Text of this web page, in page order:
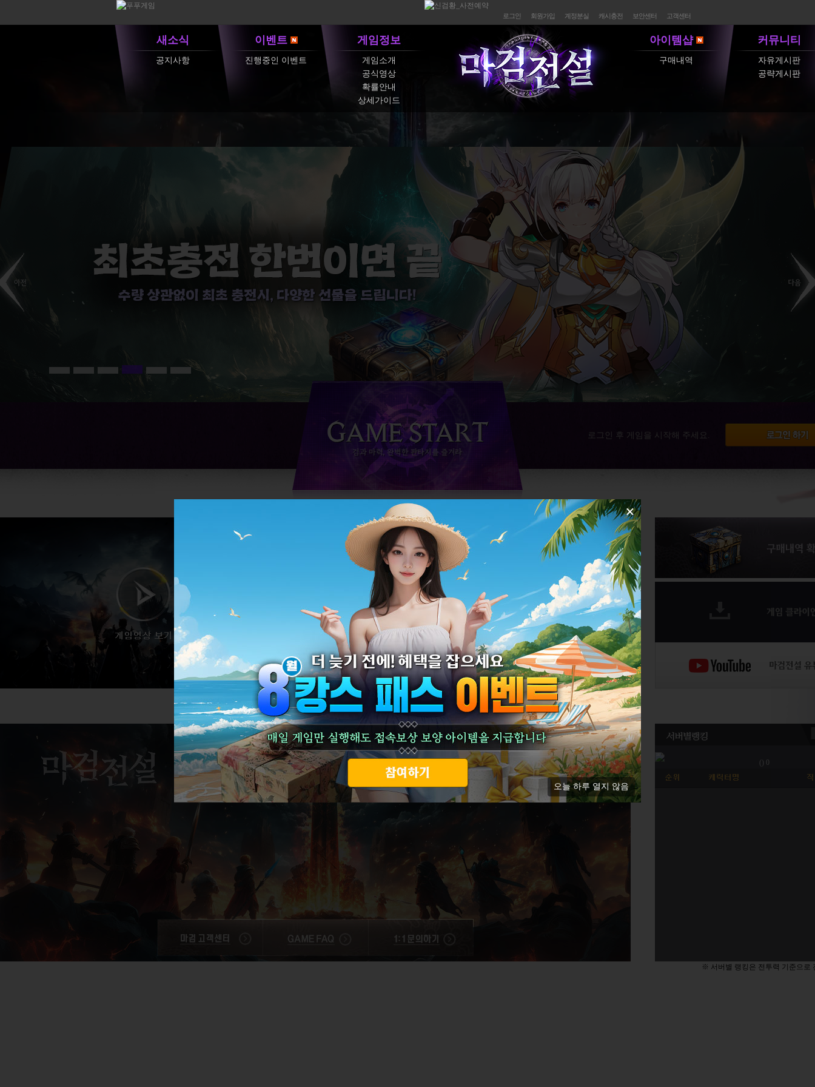
로그인 회원가입 계정분실 캐시충전 보안센터 고객센터
새소식
공지사항
이벤트
진행중인 이벤트
게임정보
게임소개
공식영상
확률안내
상세가이드
아이템샵
구매내역
커뮤니티
자유게시판
공략게시판
로그인 후 게임을 시작해 주세요.
[신규서버] 마검전설 07월 31일 지그문 서버 오픈 안내 [ 2026-07-31 ]
[안내] 네트워크 서버에 대한 점검 안내 [ 2026-08-03 ]
[안내] 마검전설 설치 및 재설치 관련 안내 [ 2026-07-09 ]
[공지] 마검전설 05월 18일 서버연맹 및 점검 안내 [ 2026-05-17 ]
[공지] (점검 완료) 마검전설 04월 20일 서버점검 안내 [ 2026-04-20 ]
※ 서버별 랭킹은 전투력 기준으로
×
오늘 하루 열지 않음